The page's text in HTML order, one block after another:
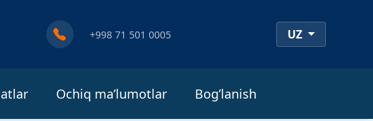
+998 71 501 0005 UZ
Ochiq ma’lumotlar Bog’lanish